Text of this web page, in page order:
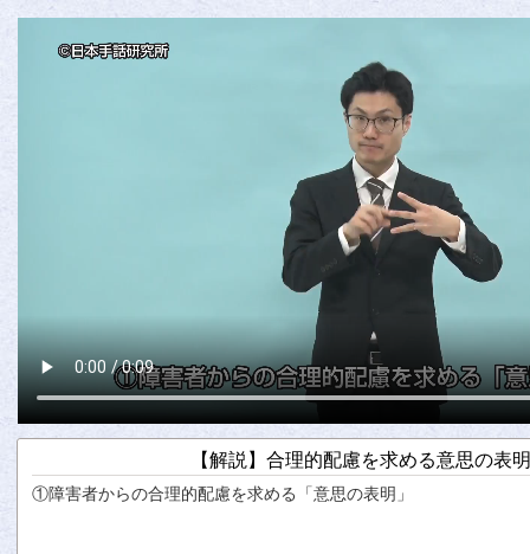
【解説】合理的配慮を求める意思の表
①障害者からの合理的配慮を求める「意思の表明 」